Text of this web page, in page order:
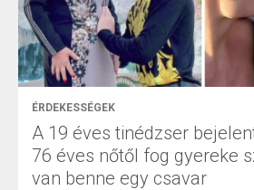
ÉRDEKESSÉGEK
A 19 éves tinédzser
76 éves nőtől fog gyereke
van benne egy csavar